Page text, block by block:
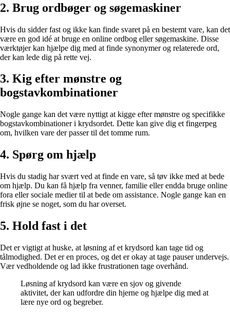
2. Brug ordbøger og søgemaskiner
Hvis du sidder fast og ikke kan finde svaret på en bestemt vare, kan det
være en god idé at bruge en online ordbog eller søgemaskine. Disse
værktøjer kan hjælpe dig med at finde synonymer og relaterede ord,
der kan lede dig på rette vej.
3. Kig efter mønstre og
bogstavkombinationer
Nogle gange kan det være nyttigt at kigge efter mønstre og specifikke
bogstavkombinationer i krydsordet. Dette kan give dig et fingerpeg
om, hvilken vare der passer til det tomme rum.
4. Spørg om hjælp
Hvis du stadig har svært ved at finde en vare, så tøv ikke med at bede
om hjælp. Du kan få hjælp fra venner, familie eller endda bruge online
fora eller sociale medier til at bede om assistance. Nogle gange kan en
frisk øjne se noget, som du har overset.
5. Hold fast i det
Det er vigtigt at huske, at løsning af et krydsord kan tage tid og
tålmodighed. Det er en proces, og det er okay at tage pauser undervejs.
Vær vedholdende og lad ikke frustrationen tage overhånd.
Løsning af krydsord kan være en sjov og givende
aktivitet, der kan udfordre din hjerne og hjælpe dig med at
lære nye ord og begreber.